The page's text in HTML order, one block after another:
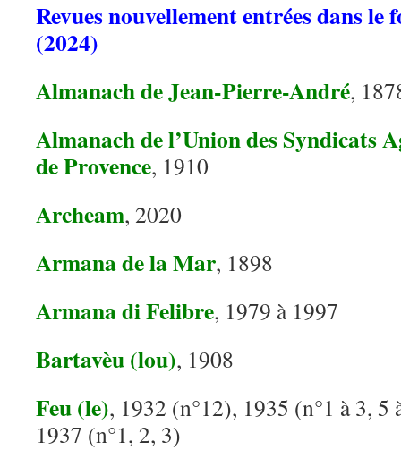
Revues nouvellement entrées dans le
(2024)
Almanach de Jean-Pierre-André,
Almanach de l’Union des Syndicats
de Provence, 1910
Archeam, 2020
Armana de la Mar, 1898
Armana di Felibre, 1979 à 1997
Bartavèu (lou), 1908
Feu (le), 1932 (n°12), 1935 (n°1 à 3, 5
1937 (n°1, 2, 3)